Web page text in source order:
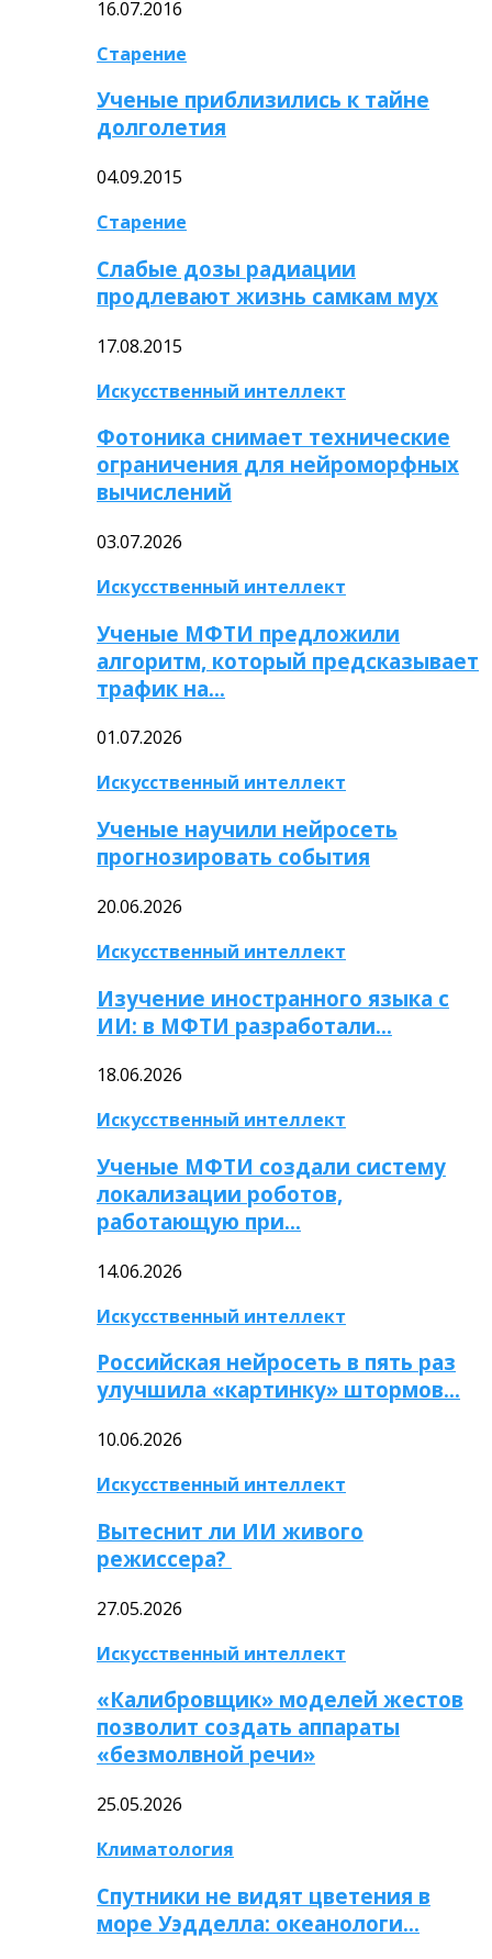
16.07.2016
Старение
Ученые приблизились к тайне
долголетия
04.09.2015
Старение
Слабые дозы радиации
продлевают жизнь самкам мух
17.08.2015
Искусственный интеллект
Фотоника снимает технические
ограничения для нейроморфных
вычислений
03.07.2026
Искусственный интеллект
Ученые МФТИ предложили
алгоритм, который предсказывает
трафик на…
01.07.2026
Искусственный интеллект
Ученые научили нейросеть
прогнозировать события
20.06.2026
Искусственный интеллект
Изучение иностранного языка с
ИИ: в МФТИ разработали…
18.06.2026
Искусственный интеллект
Ученые МФТИ создали систему
локализации роботов,
работающую при…
14.06.2026
Искусственный интеллект
Российская нейросеть в пять раз
улучшила «картинку» штормов…
10.06.2026
Искусственный интеллект
Вытеснит ли ИИ живого
режиссера?
27.05.2026
Искусственный интеллект
«Калибровщик» моделей жестов
позволит создать аппараты
«безмолвной речи»
25.05.2026
Климатология
Спутники не видят цветения в
море Уэдделла: океанологи…